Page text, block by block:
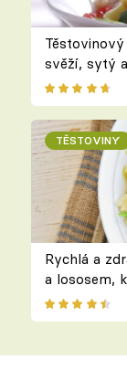
svěží, sytý
TĚSTOVINY
Rychlá a
a lososem,